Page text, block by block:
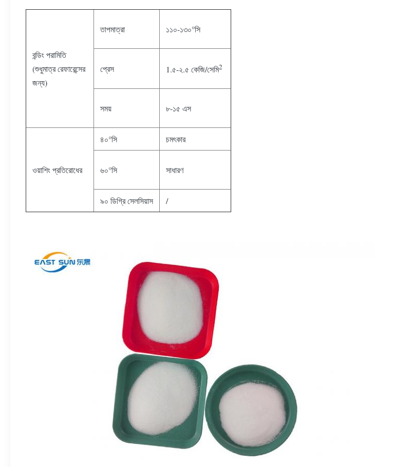
বন্ডিং পরামিতি
(শুধুমাত্র রেফারেন্সের
জন্য)
তাপমাত্রা ১১০-১৩০°সি
প্রেস 1.৫-২.৫ কেজি/সেমি2
সময় ৮-১৫ এস
ওয়াশিং প্রতিরোধের
৪০°সি চমৎকার
৬০°সি সাধারণ
৯০ ডিগ্রি সেলসিয়াস /